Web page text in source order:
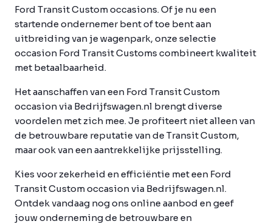
Ford Transit Custom occasions. Of je nu een
startende ondernemer bent of toe bent aan
uitbreiding van je wagenpark, onze selectie
occasion Ford Transit Customs combineert kwaliteit
met betaalbaarheid.
Het aanschaffen van een Ford Transit Custom
occasion via Bedrijfswagen.nl brengt diverse
voordelen met zich mee. Je profiteert niet alleen van
de betrouwbare reputatie van de Transit Custom,
maar ook van een aantrekkelijke prijsstelling.
Kies voor zekerheid en efficiëntie met een Ford
Transit Custom occasion via Bedrijfswagen.nl.
Ontdek vandaag nog ons online aanbod en geef
jouw onderneming de betrouwbare en